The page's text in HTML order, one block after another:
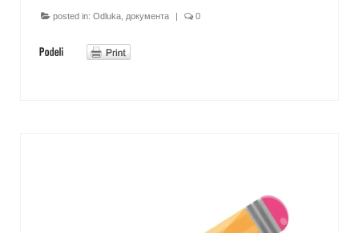
posted in: Odluka документа | 0